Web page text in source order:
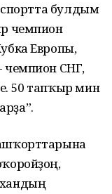
спортта булдым
чемпион
Европы,
чемпион СНГ,
50 тапҡыр мин